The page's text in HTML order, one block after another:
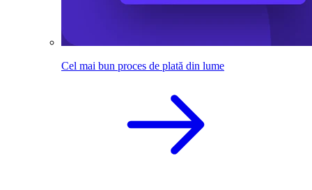
Cel mai bun proces de plată din lume